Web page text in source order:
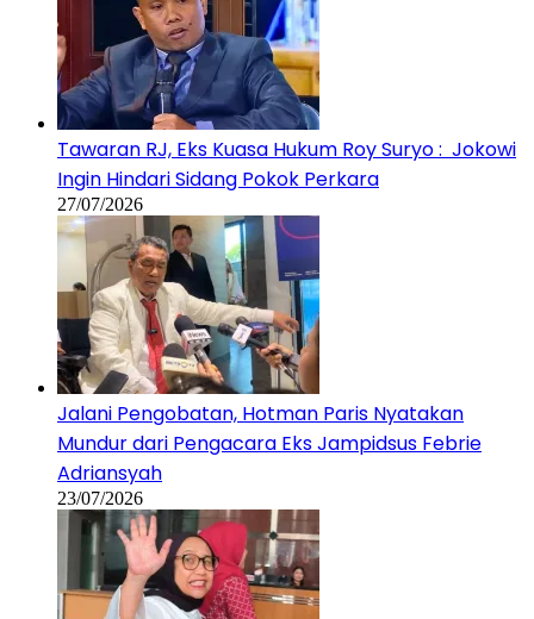
Tawaran RJ, Eks Kuasa Hukum Roy Suryo : Jokowi
Ingin Hindari Sidang Pokok Perkara
27/07/2026
Jalani Pengobatan, Hotman Paris Nyatakan
Mundur dari Pengacara Eks Jampidsus Febrie
Adriansyah
23/07/2026